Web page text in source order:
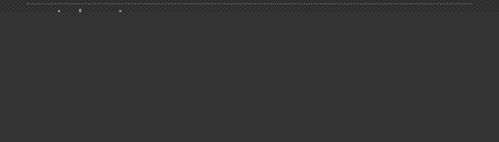
set_​charset